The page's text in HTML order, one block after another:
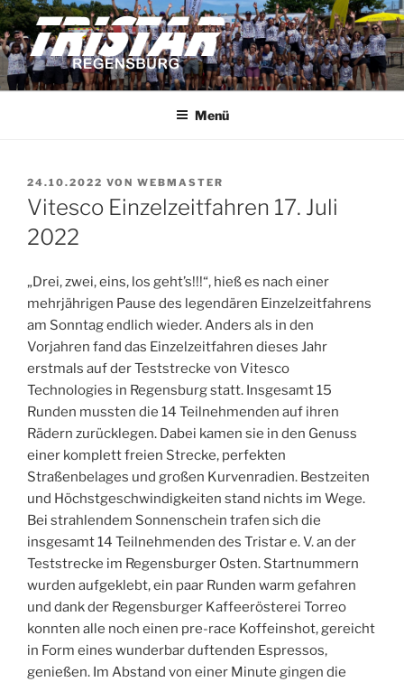
Zum
Inhalt
springen
TRISTAR REGENSBURG
Triathleten der Stadt Regensburg e.V.
Menü
VERÖFFENTLICHT
AM
24.10.2022 VON WEBMASTER
Vitesco Einzelzeitfahren 17. Juli
2022
„Drei, zwei, eins, los geht’s!!!“, hieß es nach einer
mehrjährigen Pause des legendären Einzelzeitfahrens
am Sonntag endlich wieder. Anders als in den
Vorjahren fand das Einzelzeitfahren dieses Jahr
erstmals auf der Teststrecke von Vitesco
Technologies in Regensburg statt. Insgesamt 15
Runden mussten die 14 Teilnehmenden auf ihren
Rädern zurücklegen. Dabei kamen sie in den Genuss
einer komplett freien Strecke, perfekten
Straßenbelages und großen Kurvenradien. Bestzeiten
und Höchstgeschwindigkeiten stand nichts im Wege.
Bei strahlendem Sonnenschein trafen sich die
insgesamt 14 Teilnehmenden des Tristar e. V. an der
Teststrecke im Regensburger Osten. Startnummern
wurden aufgeklebt, ein paar Runden warm gefahren
und dank der Regensburger Kaffeerösterei Torreo
konnten alle noch einen pre-race Koffeinshot, gereicht
in Form eines wunderbar duftenden Espressos,
genießen. Im Abstand von einer Minute gingen die